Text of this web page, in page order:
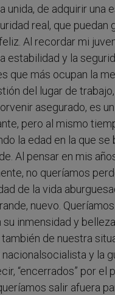
unida, de adquirir una
real, que puedan
Al recordar mi
estabilidad y la
que más ocupan la
del lugar de
asegurado, es
pero al mismo
la edad en la que se
Al pensar en mis
no queríamos
de la vida
nuevo.
su inmensidad y
de nuestra
y la
“encerrados” por el
salir afuera